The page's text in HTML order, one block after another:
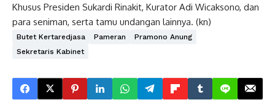
Khusus Presiden Sukardi Rinakit, Kurator Adi Wicaksono, dan
para seniman, serta tamu undangan lainnya. (kn)
Butet Kertaredjasa Pameran
Pramono Anung
Sekretaris Kabinet